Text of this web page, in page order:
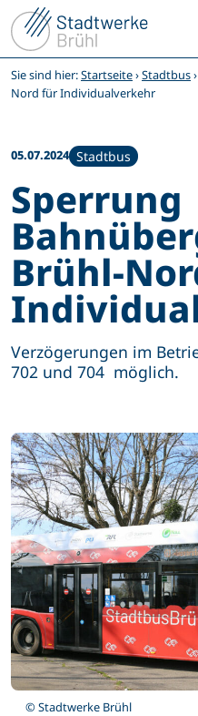
Zum
Inhalt
springen
Sie sind hier:Startseite›Stadtbus›
Nord für Individualverkehr
05.07.2024 Stadtbus
Sperrung
Brühl-
Verzögerungen im
702 und 704 möglich.
© Stadtwerke Brühl